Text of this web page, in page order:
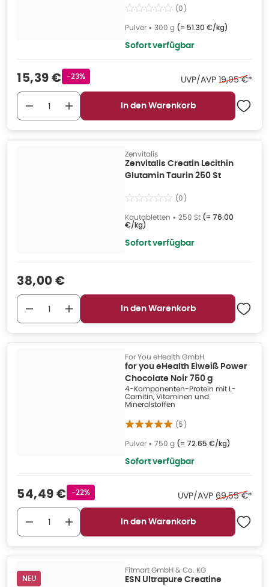
(0)
Pulver • 300 g (= 51.30 €/kg)
Sofort verfügbar
Verkaufspreis
15,39 € Rabattstempel
-23% UVP/AVP Ehemaliger
19,95 €*
In den Warenkorb
Zenvitalis
Zenvitalis Creatin Lecithin
Glutamin Taurin 250 St
(0)
Kautabletten • 250 St (= 76.00
€/kg)
Sofort verfügbar
Verkaufspreis
38,00 €
In den Warenkorb
For You eHealth GmbH
for you eHealth Eiweiß Power
Chocolate Noir 750 g
4-Komponenten-Protein mit L-
Carnitin, Vitaminen und
Mineralstoffen
(5)
Pulver • 750 g (= 72.65 €/kg)
Sofort verfügbar
Verkaufspreis
54,49 € Rabattstempel
-22% UVP/AVP Ehemaliger
69,55 €*
In den Warenkorb
NEU
Fitmart GmbH & Co. KG
ESN Ultrapure Creatine